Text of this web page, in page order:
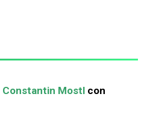
Constantin Mostl con